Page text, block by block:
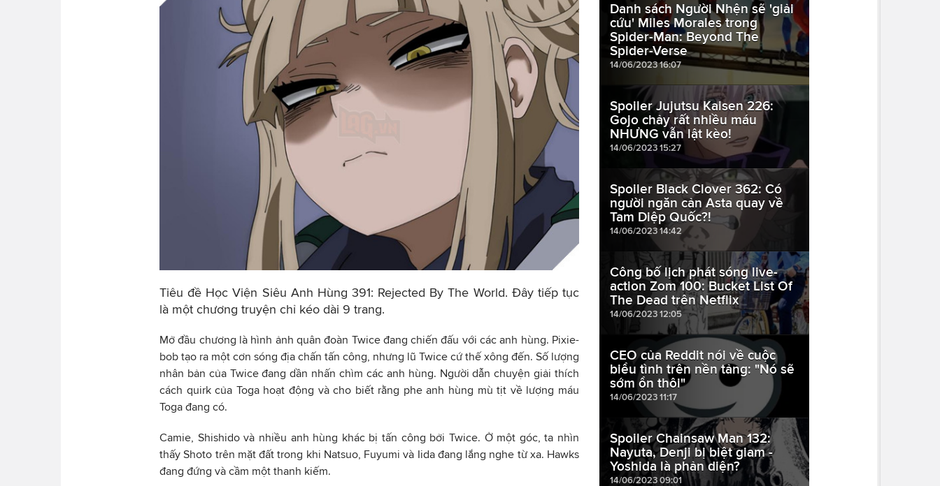
Tiêu đề Học Viện Siêu Anh Hùng 391: Rejected By The World. Đây tiếp tục
là một chương truyện chỉ kéo dài 9 trang.
Mở đầu chương là hình ảnh quân đoàn Twice đang chiến đấu với các anh hùng. Pixie-
bob tạo ra một cơn sóng địa chấn tấn công, nhưng lũ Twice cứ thế xông đến. Số lượng
nhân bản của Twice đang dần nhấn chìm các anh hùng. Người dẫn chuyện giải thích
cách quirk của Toga hoạt động và cho biết rằng phe anh hùng mù tịt về lượng máu
Toga đang có.
Camie, Shishido và nhiều anh hùng khác bị tấn công bởi Twice. Ở một góc, ta nhìn
thấy Shoto trên mặt đất trong khi Natsuo, Fuyumi và Iida đang lắng nghe từ xa. Hawks
đang đứng và cầm một thanh kiếm.
Danh sách Người Nhện sẽ 'giải
cứu' Miles Morales trong
Spider-Man: Beyond The
Spider-Verse
14/06/2023 16:07
Spoiler Jujutsu Kaisen 226:
Gojo chảy rất nhiều máu
NHƯNG vẫn lật kèo!
14/06/2023 15:27
Spoiler Black Clover 362: Có
người ngăn cản Asta quay về
Tam Diệp Quốc?!
14/06/2023 14:42
Công bố lịch phát sóng live-
action Zom 100: Bucket List Of
The Dead trên Netflix
14/06/2023 12:05
CEO của Reddit nói về cuộc
biểu tình trên nền tảng: "Nó sẽ
sớm ổn thôi"
14/06/2023 11:17
Spoiler Chainsaw Man 132:
Nayuta, Denji bị biệt giam -
Yoshida là phản diện?
14/06/2023 09:01